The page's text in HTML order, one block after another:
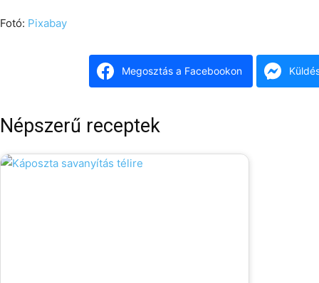
Fotó: Pixabay
Megosztás a Facebookon
Népszerű receptek